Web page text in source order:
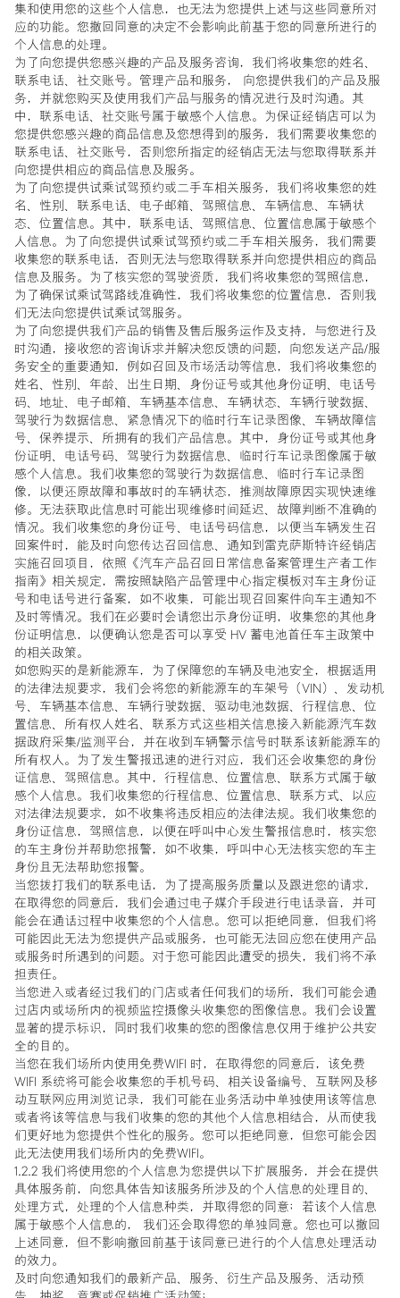
集和使用您的这些个人信息，也无法为您提供上述与这些同意所对
应的功能。您撤回同意的决定不会影响此前基于您的同意所进行的
个人信息的处理。
为了向您提供您感兴趣的产品及服务咨询，我们将收集您的姓名、
联系电话、社交账号。管理产品和服务， 向您提供我们的产品及服
务，并就您购买及使用我们产品与服务的情况进行及时沟通。其
中，联系电话、社交账号属于敏感个人信息。为保证经销店可以为
您提供您感兴趣的商品信息及您想得到的服务，我们需要收集您的
联系电话、社交账号，否则您所指定的经销店无法与您取得联系并
向您提供相应的商品信息及服务。
为了向您提供试乘试驾预约或二手车相关服务，我们将收集您的姓
名、性别、联系电话、电子邮箱、驾照信息、车辆信息、车辆状
态、位置信息。其中，联系电话、驾照信息、位置信息属于敏感个
人信息。为了向您提供试乘试驾预约或二手车相关服务，我们需要
收集您的联系电话，否则无法与您取得联系并向您提供相应的商品
信息及服务。为了核实您的驾驶资质，我们将收集您的驾照信息，
为了确保试乘试驾路线准确性，我们将收集您的位置信息，否则我
们无法向您提供试乘试驾服务。
为了向您提供我们产品的销售及售后服务运作及支持，与您进行及
时沟通，接收您的咨询诉求并解决您反馈的问题，向您发送产品/服
务安全的重要通知，例如召回及市场活动等信息，我们将收集您的
姓名、性别、年龄、出生日期、身份证号或其他身份证明、电话号
码、地址、电子邮箱、车辆基本信息、车辆状态、车辆行驶数据、
驾驶行为数据信息、紧急情况下的临时行车记录图像、车辆故障信
号、保养提示、所拥有的我们产品信息。其中，身份证号或其他身
份证明、电话号码、驾驶行为数据信息、临时行车记录图像属于敏
感个人信息。我们收集您的驾驶行为数据信息、临时行车记录图
像，以便还原故障和事故时的车辆状态，推测故障原因实现快速维
修。无法获取此信息时可能出现维修时间延迟、故障判断不准确的
情况。我们收集您的身份证号、电话号码信息，以便当车辆发生召
回案件时，能及时向您传达召回信息、通知到雷克萨斯特许经销店
实施召回项目，依照《汽车产品召回日常信息备案管理生产者工作
指南》相关规定，需按照缺陷产品管理中心指定模板对车主身份证
号和电话号进行备案，如不收集，可能出现召回案件向车主通知不
及时等情况。我们在必要时会请您出示身份证明，收集您的其他身
份证明信息，以便确认您是否可以享受 HV 蓄电池首任车主政策中
的相关政策。
如您购买的是新能源车，为了保障您的车辆及电池安全，根据适用
的法律法规要求，我们会将您的新能源车的车架号（VIN）、发动机
号、车辆基本信息、车辆行驶数据、驱动电池数据、行程信息、位
置信息、所有权人姓名、联系方式这些相关信息接入新能源汽车数
据政府采集/监测平台，并在收到车辆警示信号时联系该新能源车的
所有权人。为了发生警报迅速的进行对应，我们还会收集您的身份
证信息、驾照信息。其中，行程信息、位置信息、联系方式属于敏
感个人信息。我们收集您的行程信息、位置信息、联系方式、以应
对法律法规要求，如不收集将违反相应的法律法规。我们收集您的
身份证信息，驾照信息，以便在呼叫中心发生警报信息时，核实您
的车主身份并帮助您报警，如不收集，呼叫中心无法核实您的车主
身份且无法帮助您报警。
当您拨打我们的联系电话，为了提高服务质量以及跟进您的请求，
在取得您的同意后，我们会通过电子媒介手段进行电话录音，并可
能会在通话过程中收集您的个人信息。您可以拒绝同意，但我们将
可能因此无法为您提供产品或服务，也可能无法回应您在使用产品
或服务时所遇到的问题。对于您可能因此遭受的损失，我们将不承
担责任。
当您进入或者经过我们的门店或者任何我们的场所，我们可能会通
过店内或场所内的视频监控摄像头收集您的图像信息。我们会设置
显著的提示标识，同时我们收集的您的图像信息仅用于维护公共安
全的目的。
当您在我们场所内使用免费WIFI 时，在取得您的同意后，该免费
WIFI 系统将可能会收集您的手机号码、相关设备编号、互联网及移
动互联网应用浏览记录，我们可能在业务活动中单独使用该等信息
或者将该等信息与我们收集的您的其他个人信息相结合，从而使我
们更好地为您提供个性化的服务。您可以拒绝同意，但您可能会因
此无法使用我们场所内的免费WIFI。
1.2.2 我们将使用您的个人信息为您提供以下扩展服务，并会在提供
具体服务前，向您具体告知该服务所涉及的个人信息的处理目的、
处理方式，处理的个人信息种类，并取得您的同意；若该个人信息
属于敏感个人信息的， 我们还会取得您的单独同意。您也可以撤回
上述同意，但不影响撤回前基于该同意已进行的个人信息处理活动
的效力。
及时向您通知我们的最新产品、服务、衍生产品及服务、活动预